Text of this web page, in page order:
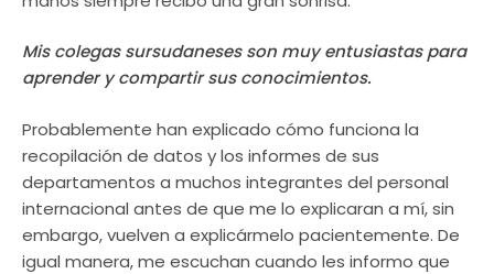
Mis colegas sursudaneses son muy entusiastas para
aprender y compartir sus conocimientos.
Probablemente han explicado cómo funciona la
recopilación de datos y los informes de sus
departamentos a muchos integrantes del personal
internacional antes de que me lo explicaran a mí, sin
embargo, vuelven a explicármelo pacientemente. De
igual manera, me escuchan cuando les informo que